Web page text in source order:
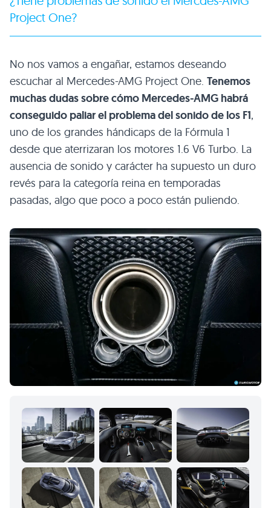
Project One?
No nos vamos a engañar, estamos deseando
escuchar al Mercedes-AMG Project One. Tenemos
muchas dudas sobre cómo Mercedes-AMG habrá
conseguido paliar el problema del sonido de los F1,
uno de los grandes hándicaps de la Fórmula 1
desde que aterrizaran los motores 1.6 V6 Turbo. La
ausencia de sonido y carácter ha supuesto un duro
revés para la categoría reina en temporadas
pasadas, algo que poco a poco están puliendo.